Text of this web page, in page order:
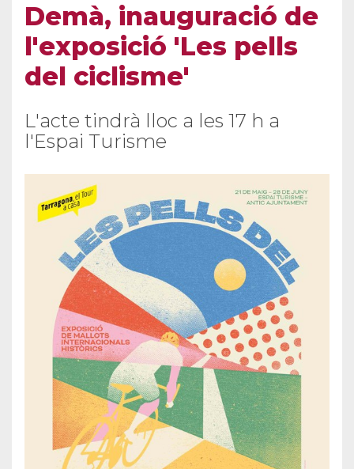
Demà, inauguració de
l'exposició 'Les pells
del ciclisme'
L'acte tindrà lloc a les 17 h a
l'Espai Turisme